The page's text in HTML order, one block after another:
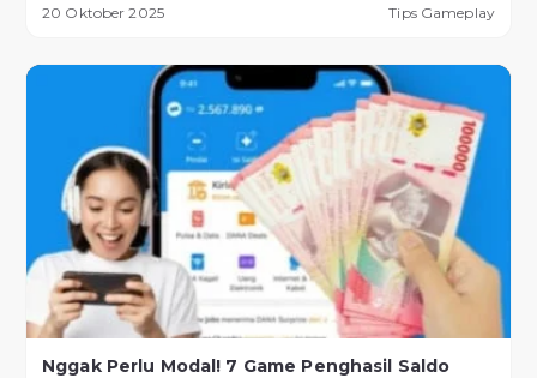
20 Oktober 2025 Tips Gameplay
Nggak Perlu Modal! 7 Game Penghasil Saldo